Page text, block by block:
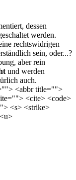
dessen
werden.
rechtswidrigen
sein, oder...?
aber rein
und werden
auch.
<abbr title="">
<cite> <code>
<s> <strike>